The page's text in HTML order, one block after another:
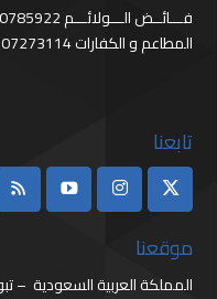
+966550785922 فـــائــض الـــولائـــم
+966507273114 المطاعم و الكفارات
تابعنا
موقعنا
المملكة العربية السعودية